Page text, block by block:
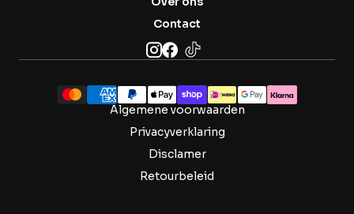
Contact
Algemene voorwaarden
Privacyverklaring
Disclamer
Retourbeleid